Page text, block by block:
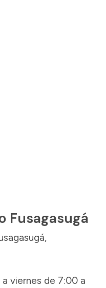
Fusagasugá
viernes de 7:00 a